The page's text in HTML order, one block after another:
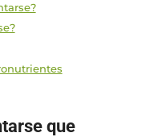
que